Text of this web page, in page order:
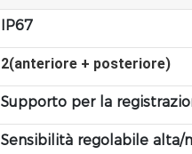
IP67
2(anteriore + posteriore)
Supporto per la
Sensibilità regolabile alta/